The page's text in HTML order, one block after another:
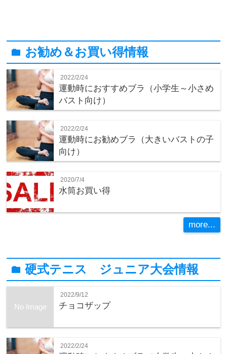
folder お勧め＆お買い得情報
2022/2/24
運動時におすすめブラ（小学生～小さめ
バスト向け）
2022/2/24
運動時にお勧めブラ（大きいバストの子
向け）
2020/7/4
水筒お買い得
more...
folder硬式テニス ジュニア大会情報
No Image
2022/9/12
チョコザップ
2022/2/24